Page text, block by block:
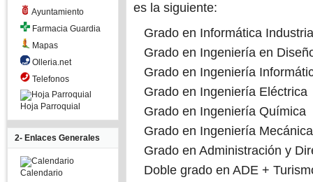
Ayuntamiento
Farmacia Guardia
Mapas
Olleria.net
Telefonos
Hoja Parroquial
2- Enlaces Generales
Calendario
es la siguiente:
Grado en Informática
Grado en Ingeniería en
Grado en Ingeniería
Grado en Ingeniería Eléctrica
Grado en Ingeniería Química
Grado en Ingeniería Mecánica
Grado en Administración y
Doble grado en ADE +